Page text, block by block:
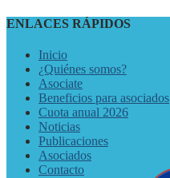
ENLACES RÁPIDOS
Inicio
¿Quiénes somos?
Asociate
Beneficios para asociados
Cuota anual 2026
Noticias
Publicaciones
Asociados
Contacto